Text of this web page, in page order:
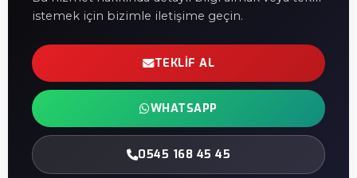
istemek için bizimle iletişime geçin.
TEKLIF AL
WHATSAPP
0545 168 45 45